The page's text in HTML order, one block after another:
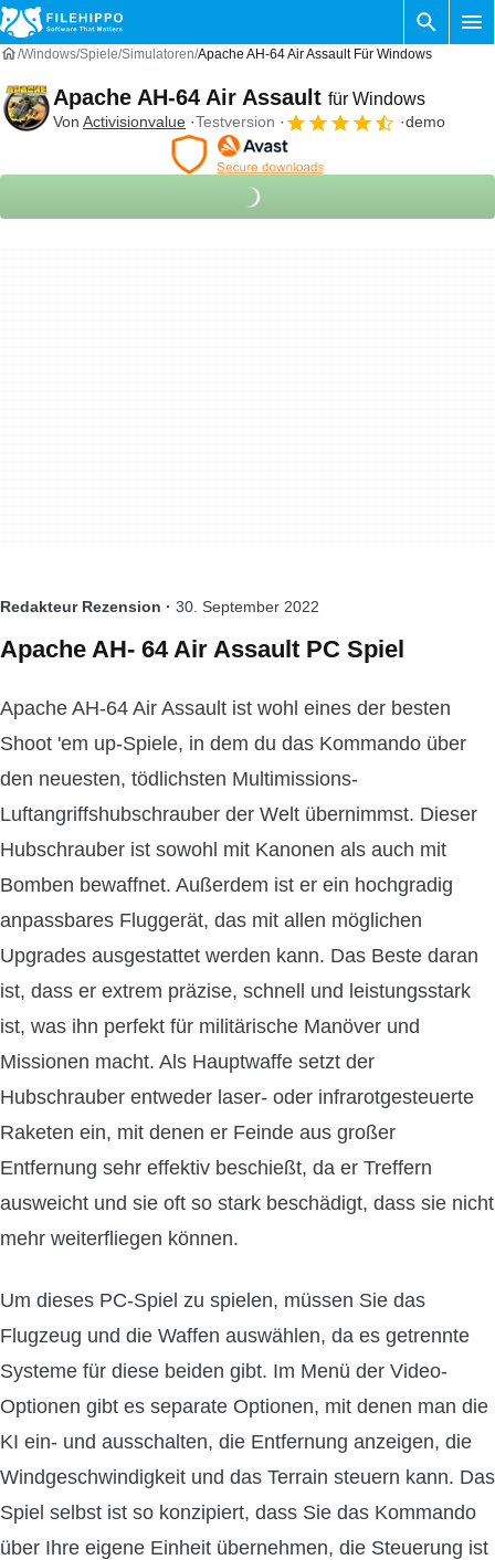
Windows Spiele Simulatoren Apache AH-64 Air Assault Für Windows
Apache AH-64 Air Assault für Windows
Von Activisionvalue Testversion demo
Redakteur Rezension · 30. September 2022
Apache AH- 64 Air Assault PC Spiel
Apache AH-64 Air Assault ist wohl eines der besten
Shoot 'em up-Spiele, in dem du das Kommando über
den neuesten, tödlichsten Multimissions-
Luftangriffshubschrauber der Welt übernimmst. Dieser
Hubschrauber ist sowohl mit Kanonen als auch mit
Bomben bewaffnet. Außerdem ist er ein hochgradig
anpassbares Fluggerät, das mit allen möglichen
Upgrades ausgestattet werden kann. Das Beste daran
ist, dass er extrem präzise, schnell und leistungsstark
ist, was ihn perfekt für militärische Manöver und
Missionen macht. Als Hauptwaffe setzt der
Hubschrauber entweder laser- oder infrarotgesteuerte
Raketen ein, mit denen er Feinde aus großer
Entfernung sehr effektiv beschießt, da er Treffern
ausweicht und sie oft so stark beschädigt, dass sie nicht
mehr weiterfliegen können.
Um dieses PC-Spiel zu spielen, müssen Sie das
Flugzeug und die Waffen auswählen, da es getrennte
Systeme für diese beiden gibt. Im Menü der Video-
Optionen gibt es separate Optionen, mit denen man die
KI ein- und ausschalten, die Entfernung anzeigen, die
Windgeschwindigkeit und das Terrain steuern kann. Das
Spiel selbst ist so konzipiert, dass Sie das Kommando
über Ihre eigene Einheit übernehmen, die Steuerung ist